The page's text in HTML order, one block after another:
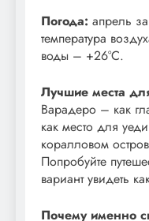
Погода: апрель
температура
воды – +26°С.
Лучшие места
Варадеро – как
как место для
коралловом
Попробуйте
вариант увидеть
Почему именно